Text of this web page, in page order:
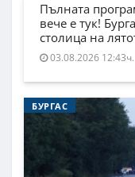
Пълната
вече е тук!
столица на
03.08.2026 12:43ч.
БУРГАС